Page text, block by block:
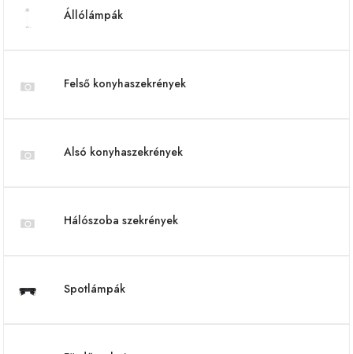
Állólámpák
Felső konyhaszekrények
Alsó konyhaszekrények
Hálószoba szekrények
Spotlámpák